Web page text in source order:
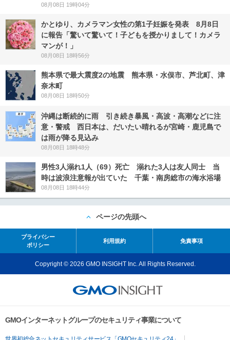
08月08日 19時04分
かとゆり、カメラマン女性の第1子妊娠を発表 8月8日
に報告「驚いて驚いて！子どもを授かりまして！カメラ
マンが！」
08月08日 18時56分
熊本県で最大震度2の地震 熊本県・水俣市、芦北町、津
奈木町
08月08日 18時50分
沖縄は断続的に雨 引き続き暴風・高波・高潮などに注
意・警戒 西日本は、だいたい晴れるが宮崎・鹿児島で
は雨が降る見込み
08月08日 18時48分
男性3人溺れ1人（69）死亡 溺れた3人は友人同士 当
時は波浪注意報が出ていた 千葉・南房総市の海水浴場
08月08日 18時44分
ページの先頭へ
プライバシー
ポリシー
利用規約 免責事項
Copyright © 2026 GMO INSIGHT Inc. All Rights Reserved.
GMOインターネットグループのセキュリティ事業について